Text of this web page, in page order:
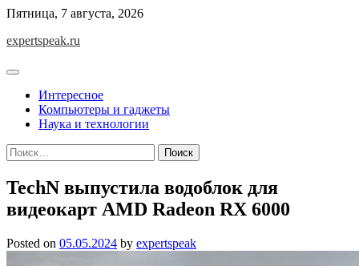
Skip
content
Пятница, 7 августа, 2026
expertspeak.ru
Интересное
Компьютеры и гаджеты
Наука и технологии
Найти:
TechN выпустила водоблок для
видеокарт AMD Radeon RX 6000
Posted on 05.05.2024 by expertspeak